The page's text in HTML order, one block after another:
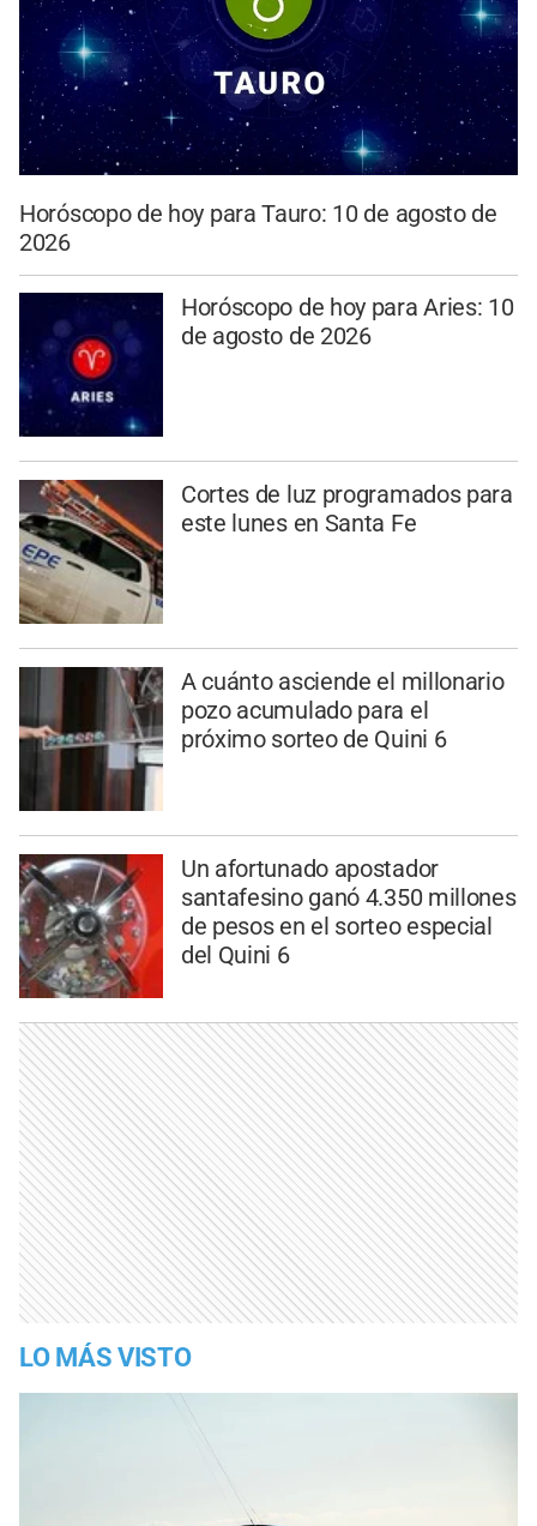
Horóscopo de hoy para Tauro: 10 de agosto de
2026
Horóscopo de hoy para Aries: 10
de agosto de 2026
Cortes de luz programados para
este lunes en Santa Fe
A cuánto asciende el millonario
pozo acumulado para el
próximo sorteo de Quini 6
Un afortunado apostador
santafesino ganó 4.350 millones
de pesos en el sorteo especial
del Quini 6
LO MÁS VISTO